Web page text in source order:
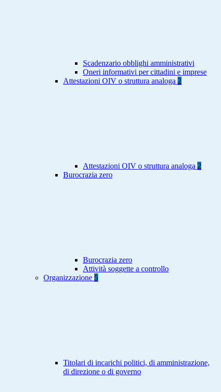
Scadenzario obblighi amministrativi
Oneri informativi per cittadini e imprese
Attestazioni OIV o struttura analoga 2
Attestazioni OIV o struttura analoga 2
Burocrazia zero
Burocrazia zero
Attività soggette a controllo
Organizzazione 5
Titolari di incarichi politici, di amministrazione,
di direzione o di governo